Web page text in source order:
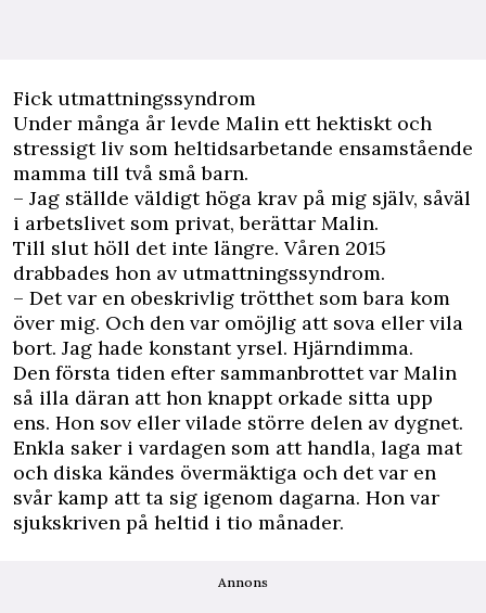
Fick utmattningssyndrom
Under många år levde Malin ett hektiskt och
stressigt liv som heltidsarbetande ensamstående
mamma till två små barn.
– Jag ställde väldigt höga krav på mig själv, såväl
i arbetslivet som privat, berättar Malin.
Till slut höll det inte längre. Våren 2015
drabbades hon av utmattningssyndrom.
– Det var en obeskrivlig trötthet som bara kom
över mig. Och den var omöjlig att sova eller vila
bort. Jag hade konstant yrsel. Hjärndimma.
Den första tiden efter sammanbrottet var Malin
så illa däran att hon knappt orkade sitta upp
ens. Hon sov eller vilade större delen av dygnet.
Enkla saker i vardagen som att handla, laga mat
och diska kändes övermäktiga och det var en
svår kamp att ta sig igenom dagarna. Hon var
sjukskriven på heltid i tio månader.
Annons